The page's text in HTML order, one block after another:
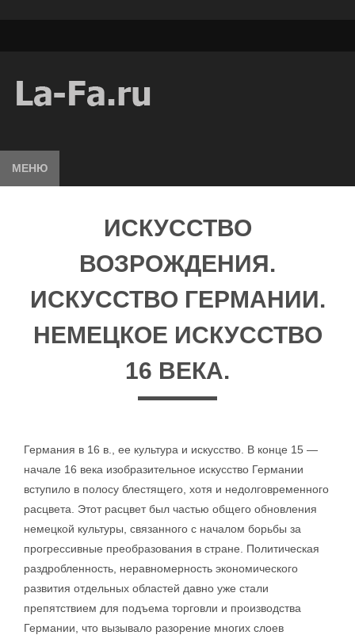
МЕНЮ
ИСКУССТВО
ВОЗРОЖДЕНИЯ.
ИСКУССТВО ГЕРМАНИИ.
НЕМЕЦКОЕ ИСКУССТВО
16 ВЕКА.
Германия в 16 в., ее культура и искусство. В конце 15 —
начале 16 века изобразительное искусство Германии
вступило в полосу блестящего, хотя и недолговременного
расцвета. Этот расцвет был частью общего обновления
немецкой культуры, связанного с началом борьбы за
прогрессивные преобразования в стране. Политическая
раздробленность, неравномерность экономического
развития отдельных областей давно уже стали
препятствием для подъема торговли и производства
Германии, что вызывало разорение многих слоев